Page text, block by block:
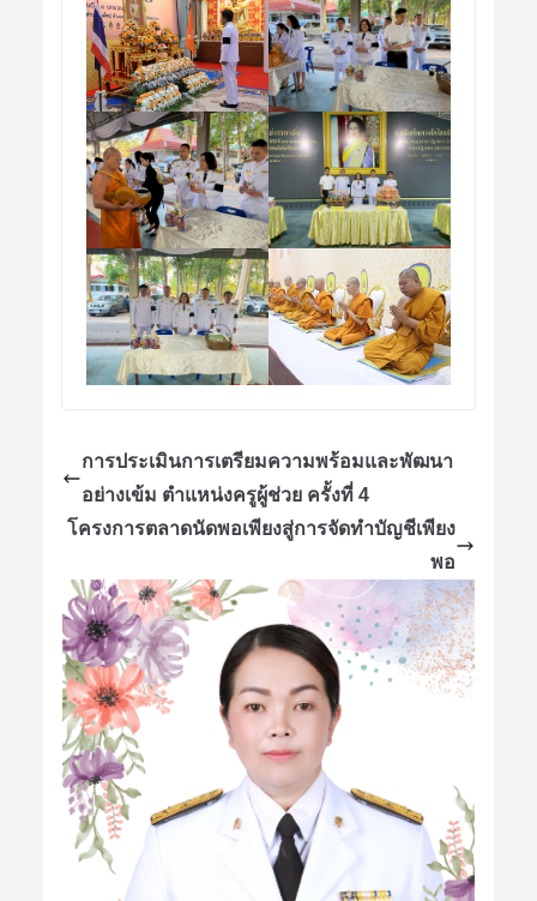
การประเมินการเตรียมความพร้อมและพัฒนา
อย่างเข้ม ตำแหน่งครูผู้ช่วย ครั้งที่ 4
โครงการตลาดนัดพอเพียงสู่การจัดทำบัญชีเพียง
พอ